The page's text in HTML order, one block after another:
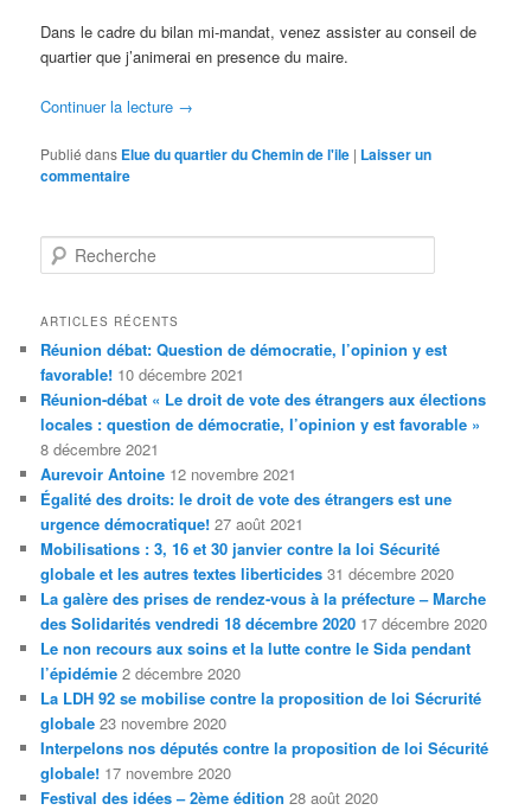
Dans le cadre du bilan mi-mandat, venez assister au conseil de
quartier que j’animerai en presence du maire.
Continuer la lecture →
Publié dans Elue du quartier du Chemin de l'ile | Laisser un
commentaire
e
h
r
c
h
e
ARTICLES RÉCENTS
Réunion débat: Question de démocratie, l’opinion y est
favorable! 10 décembre 2021
Réunion-débat « Le droit de vote des étrangers aux élections
locales : question de démocratie, l’opinion y est favorable »
8 décembre 2021
Aurevoir Antoine 12 novembre 2021
Égalité des droits: le droit de vote des étrangers est une
urgence démocratique! 27 août 2021
Mobilisations : 3, 16 et 30 janvier contre la loi Sécurité
globale et les autres textes liberticides 31 décembre 2020
La galère des prises de rendez-vous à la préfecture – Marche
des Solidarités vendredi 18 décembre 2020 17 décembre 2020
Le non recours aux soins et la lutte contre le Sida pendant
l’épidémie 2 décembre 2020
La LDH 92 se mobilise contre la proposition de loi Sécrurité
globale 23 novembre 2020
Interpelons nos députés contre la proposition de loi Sécurité
globale! 17 novembre 2020
Festival des idées – 2ème édition 28 août 2020